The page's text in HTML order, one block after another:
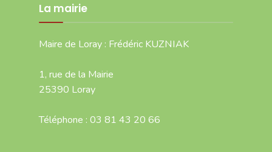
La mairie
Maire de Loray : Frédéric KUZNIAK
1, rue de la Mairie
25390 Loray
Téléphone : 03 81 43 20 66